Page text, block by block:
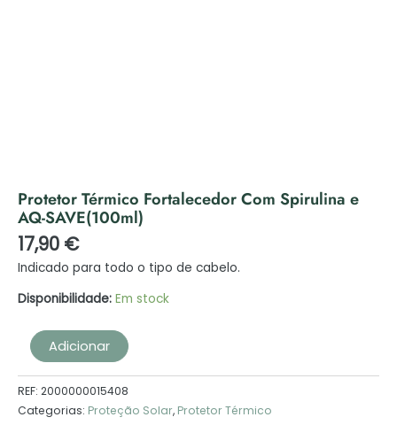
Protetor Térmico Fortalecedor Com Spirulina e
AQ-SAVE(100ml)
17,90 €
Indicado para todo o tipo de cabelo.
Disponibilidade: Em stock
Adicionar
REF: 2000000015408
Categorias: Proteção Solar, Protetor Térmico